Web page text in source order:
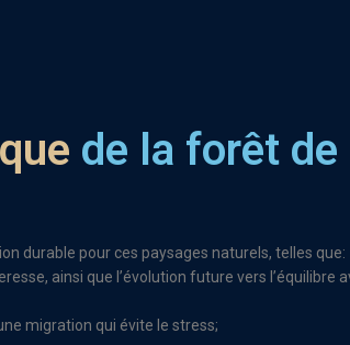
de la forêt de
durable pour ces paysages naturels, telles que:
ainsi que l’évolution future vers l’équilibre
migration qui évite le stress;